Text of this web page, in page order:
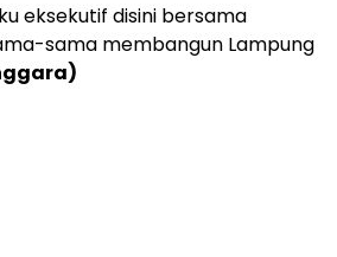
eksekutif disini bersama
sama membangun Lampung